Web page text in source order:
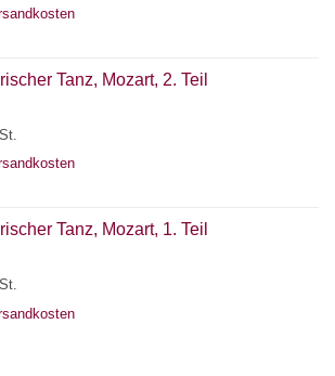
Tanz, Mozart, 2. Teil
Tanz, Mozart, 1. Teil